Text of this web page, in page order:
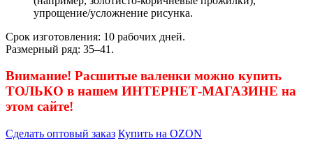
упрощение/усложнение рисунка.
Срок изготовления: 10 рабочих дней.
Размерный ряд: 35–41.
Внимание! Расшитые валенки можно купить
ТОЛЬКО в нашем ИНТЕРНЕТ-МАГАЗИНЕ на
этом сайте!
Сделать оптовый заказ Купить на OZON